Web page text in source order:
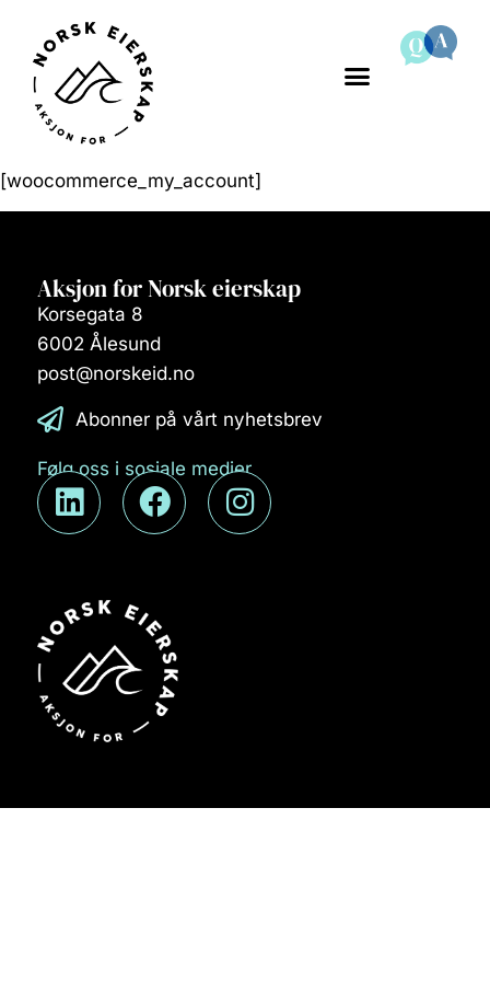
[woocommerce_my_account]
Aksjon for Norsk eierskap
Korsegata 8
6002 Ålesund
post@norskeid.no
Abonner på vårt nyhetsbrev
Følg oss i sosiale medier